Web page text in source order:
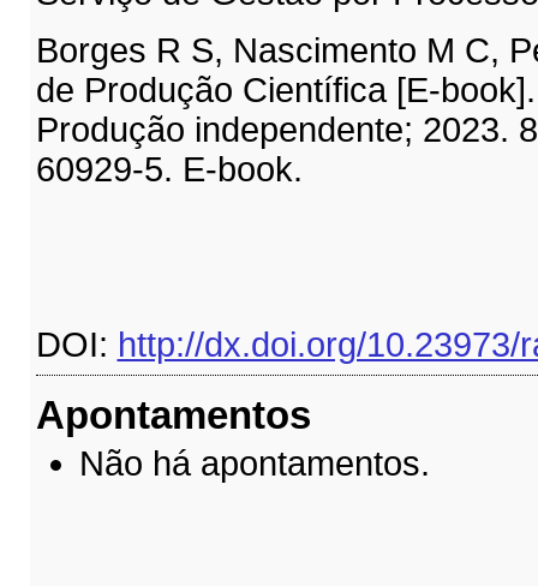
Borges R S, Nascimento M C,
de Produção Científica [E-
Produção independente; 2023.
60929-5. E-book.
DOI: http://dx.doi.org/10.23973/
Apontamentos
Não há apontamentos.